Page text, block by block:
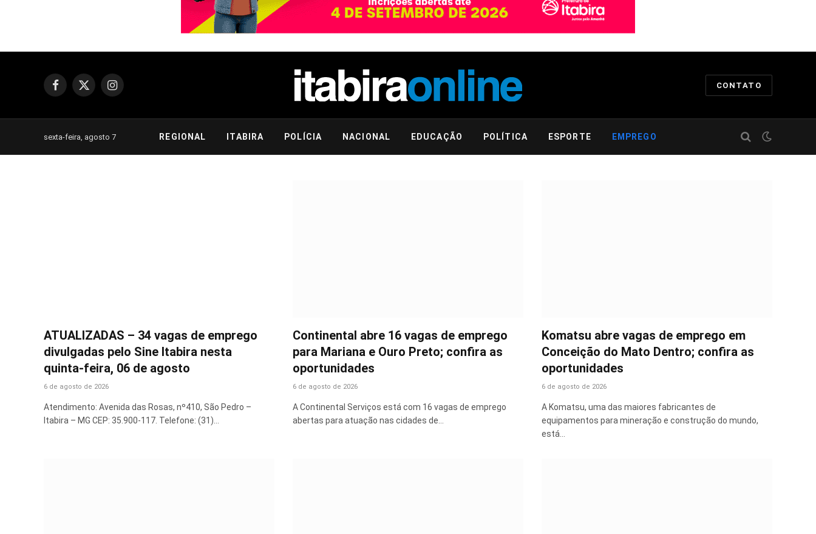
Facebook
X
Instagram
CONTATO
sexta-feira, agosto 7 REGIONAL ITABIRA POLÍCIA NACIONAL EDUCAÇÃO POLÍTICA ESPORTE EMPREGO
ATUALIZADAS – 34 vagas de emprego
divulgadas pelo Sine Itabira nesta
quinta-feira, 06 de agosto
6 de agosto de 2026
Atendimento: Avenida das Rosas, nº410, São Pedro –
Itabira – MG CEP: 35.900-117. Telefone: (31)…
Continental abre 16 vagas de emprego
para Mariana e Ouro Preto; confira as
oportunidades
6 de agosto de 2026
A Continental Serviços está com 16 vagas de emprego
abertas para atuação nas cidades de…
Komatsu abre vagas de emprego em
Conceição do Mato Dentro; confira as
oportunidades
6 de agosto de 2026
A Komatsu, uma das maiores fabricantes de
equipamentos para mineração e construção do mundo,
está…